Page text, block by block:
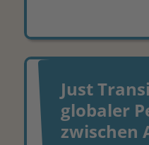
Just
globaler
zwischen